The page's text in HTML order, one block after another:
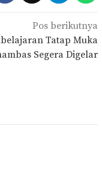
Pos berikutnya
Tatap Muka
Segera Digelar